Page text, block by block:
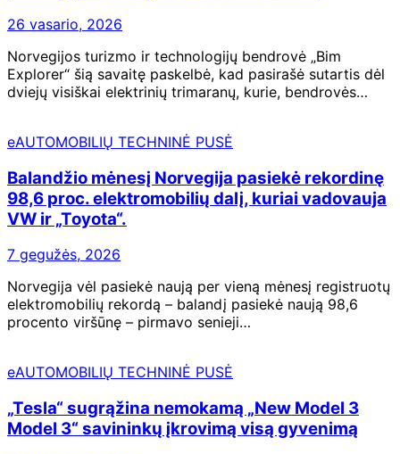
26 vasario, 2026
Norvegijos turizmo ir technologijų bendrovė „Bim
Explorer“ šią savaitę paskelbė, kad pasirašė sutartis dėl
dviejų visiškai elektrinių trimaranų, kurie, bendrovės…
eAUTOMOBILIŲ TECHNINĖ PUSĖ
Balandžio mėnesį Norvegija pasiekė rekordinę
98,6 proc. elektromobilių dalį, kuriai vadovauja
VW ir „Toyota“.
7 gegužės, 2026
Norvegija vėl pasiekė naują per vieną mėnesį registruotų
elektromobilių rekordą – balandį pasiekė naują 98,6
procento viršūnę – pirmavo senieji…
eAUTOMOBILIŲ TECHNINĖ PUSĖ
„Tesla“ sugrąžina nemokamą „New Model 3
Model 3“ savininkų įkrovimą visą gyvenimą